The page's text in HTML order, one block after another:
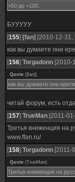
+50 до +100.
БУУУУУ
[155] [fan] [2010-12-31,
как вы думаете они
[156] Torgadonn [2010-
Quote ( |fan| )
как вы думаете они
читай форум, есть
[157] TrueMan [2011-
Третья книженция на
www.ffan.ru/
[158] Torgadonn [2011-
Quote (TrueMan)
Третья книженция на